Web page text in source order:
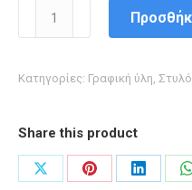
PILOT
ΣΤΥΛΟ
2
0.7mm
ποσότητα
Κατηγορίες: Γραφική ύλη, Στυλό
Share this product
Share
Share
Share